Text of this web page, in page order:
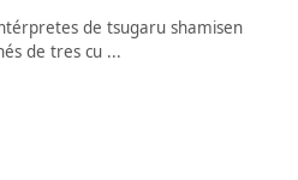
de tsugaru shamisen
de tres cu ...